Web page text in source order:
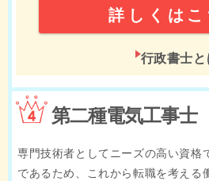
詳しくはこ
行政書士と
第二種電気工事士
専門技術者としてニーズの高い資格
であるため、これから転職を考える